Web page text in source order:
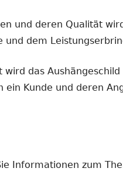
und deren Qualität
und dem
wird das
ein Kunde und deren
Informationen zum